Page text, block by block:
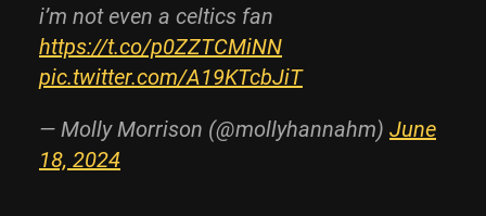
i’m not even a celtics fan
https://t.co/p0ZZTCMiNN
pic.twitter.com/A19KTcbJiT
— Molly Morrison (@mollyhannahm) June
18, 2024